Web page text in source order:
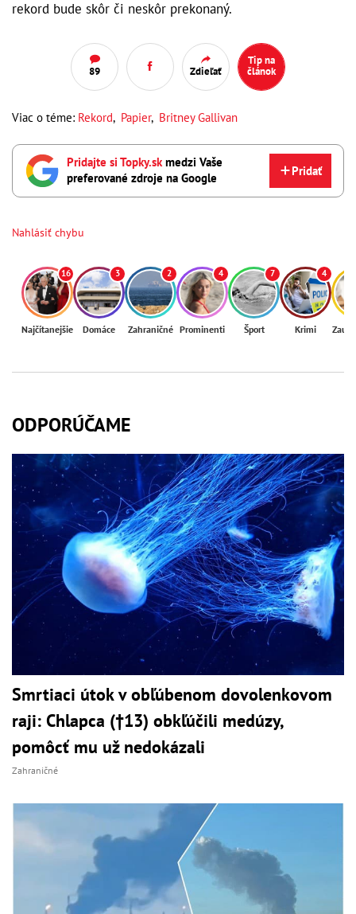
rekord bude skôr či neskôr prekonaný.
89 Zdieľať
Tip na
článok
Viac o téme: Rekord, Papier, Britney Gallivan
Pridajte si Topky.skmedzi Vaše
preferované zdroje na Google
Pridať
Nahlásiť chybu
16
Najčítanejšie
3
Domáce
2
Zahraničné
4
Prominenti
7
Šport
4
Krimi
ODPORÚČAME
Smrtiaci útok v obľúbenom dovolenkovom
raji: Chlapca (†13) obkľúčili medúzy,
pomôcť mu už nedokázali
Zahraničné